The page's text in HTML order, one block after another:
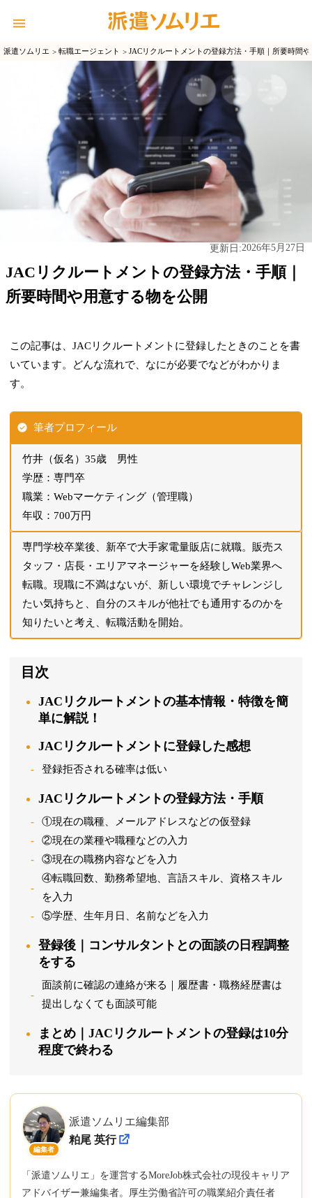
派遣ソムリエ 転職エージェント JACリクルートメントの登録方法・手順｜所要時間
更新日:2026年5月27日
JACリクルートメントの登録方法・手順｜
所要時間や用意する物を公開
この記事は、JACリクルートメントに登録したときのことを書
いています。どんな流れで、なにが必要でなどがわかりま
す。
筆者プロフィール
竹井（仮名）35歳 男性
学歴：専門卒
職業：Webマーケティング（管理職）
年収：700万円
専門学校卒業後、新卒で大手家電量販店に就職。販売ス
タッフ・店長・エリアマネージャーを経験しWeb業界へ
転職。現職に不満はないが、新しい環境でチャレンジし
たい気持ちと、自分のスキルが他社でも通用するのかを
知りたいと考え、転職活動を開始。
目次
JACリクルートメントの基本情報・特徴を簡
単に解説！
JACリクルートメントに登録した感想
登録拒否される確率は低い
JACリクルートメントの登録方法・手順
①現在の職種、メールアドレスなどの仮登録
②現在の業種や職種などの入力
③現在の職務内容などを入力
④転職回数、勤務希望地、言語スキル、資格スキル
を入力
⑤学歴、生年月日、名前などを入力
登録後｜コンサルタントとの面談の日程調整
をする
面談前に確認の連絡が来る｜履歴書・職務経歴書は
提出しなくても面談可能
まとめ｜JACリクルートメントの登録は10分
程度で終わる
編集者
派遣ソムリエ編集部
粕尾 英行
「派遣ソムリエ」を運営するMoreJob株式会社の現役キャリア
アドバイザー兼編集者。厚生労働省許可の職業紹介責任者